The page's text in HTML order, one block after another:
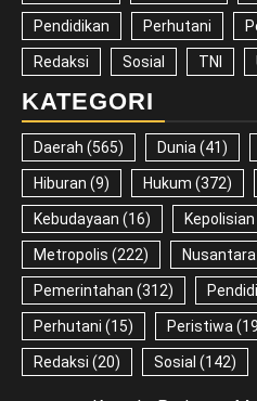
Pendidikan Perhutani
Redaksi Sosial TNI
KATEGORI
Daerah (565) Dunia (41)
Hiburan (9) Hukum (372)
Kebudayaan (16) Kepolisian
Metropolis (222) Nusantara
Pemerintahan (312)
Perhutani (15) Peristiwa
Redaksi (20) Sosial (142)